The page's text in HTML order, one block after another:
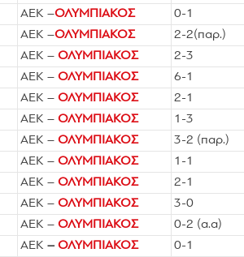
ΑΕΚ –ΟΛΥΜΠΙΑΚΟΣ
0-1
ΑΕΚ –ΟΛΥΜΠΙΑΚΟΣ
2-2(παρ.)
ΑΕΚ – ΟΛΥΜΠΙΑΚΟΣ
2-3
ΑΕΚ – ΟΛΥΜΠΙΑΚΟΣ
6-1
ΑΕΚ – ΟΛΥΜΠΙΑΚΟΣ
2-1
ΑΕΚ – ΟΛΥΜΠΙΑΚΟΣ
1-3
ΑΕΚ – ΟΛΥΜΠΙΑΚΟΣ
3-2 (παρ.)
ΑΕΚ – ΟΛΥΜΠΙΑΚΟΣ
1-1
ΑΕΚ – ΟΛΥΜΠΙΑΚΟΣ
2-1
ΑΕΚ – ΟΛΥΜΠΙΑΚΟΣ
3-0
ΑΕΚ – ΟΛΥΜΠΙΑΚΟΣ
0-2 (α.α)
ΑΕΚ – ΟΛΥΜΠΙΑΚΟΣ
0-1